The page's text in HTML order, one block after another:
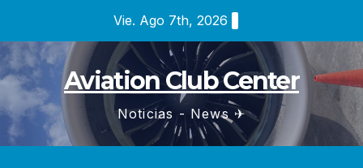
contenido
Vie. Ago 7th, 2026
Aviation Club Center
Noticias - News ✈